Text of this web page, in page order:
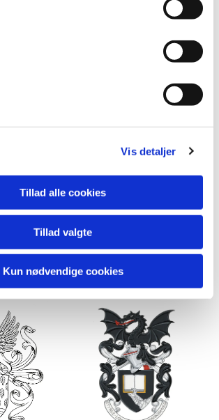
Vis detaljer
Tillad alle cookies
Tillad valgte
Kun nødvendige cookies